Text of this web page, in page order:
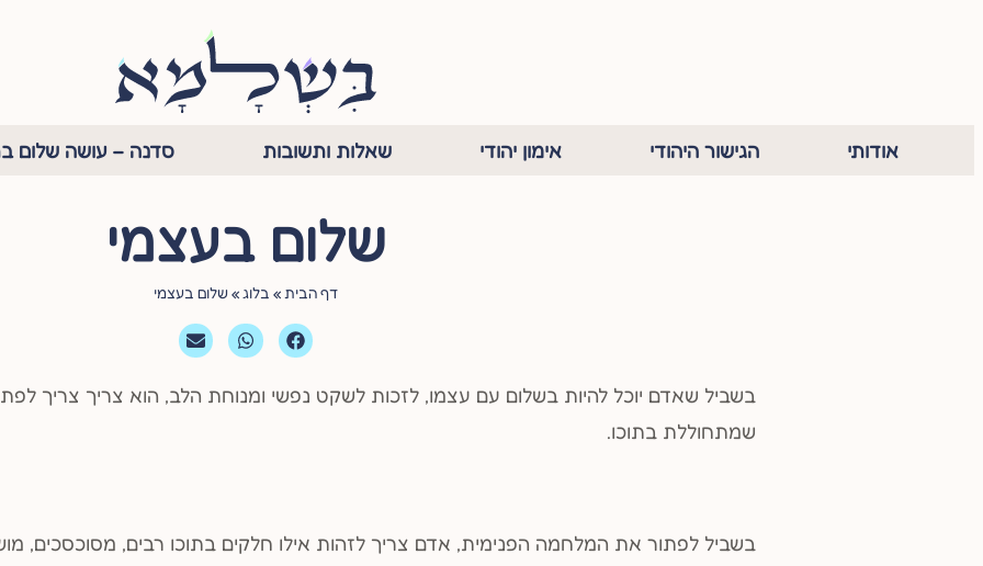
אודותי הגישור היהודי אימון יהודי שאלות ותשובות סדנה – עושה שלום
שלום בעצמי
דף הבית » בלוג »שלום בעצמי
בשביל שאדם יוכל להיות בשלום עם עצמו, לזכות לשקט נפשי ומנוחת הלב, הוא צריך צריך
שמתחוללת בתוכו.
בשביל לפתור את המלחמה הפנימית, אדם צריך לזהות אילו חלקים בתוכו רבים, מסוכסכים,